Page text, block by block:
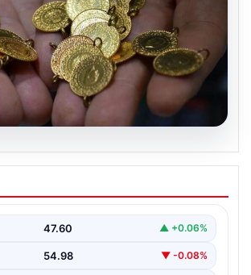
canlı 14 Nisan 2026: Altın
kadar oldu? Gram, çeyrek,
47.60 ▲ +0.06%
54.98 ▼ -0.08%